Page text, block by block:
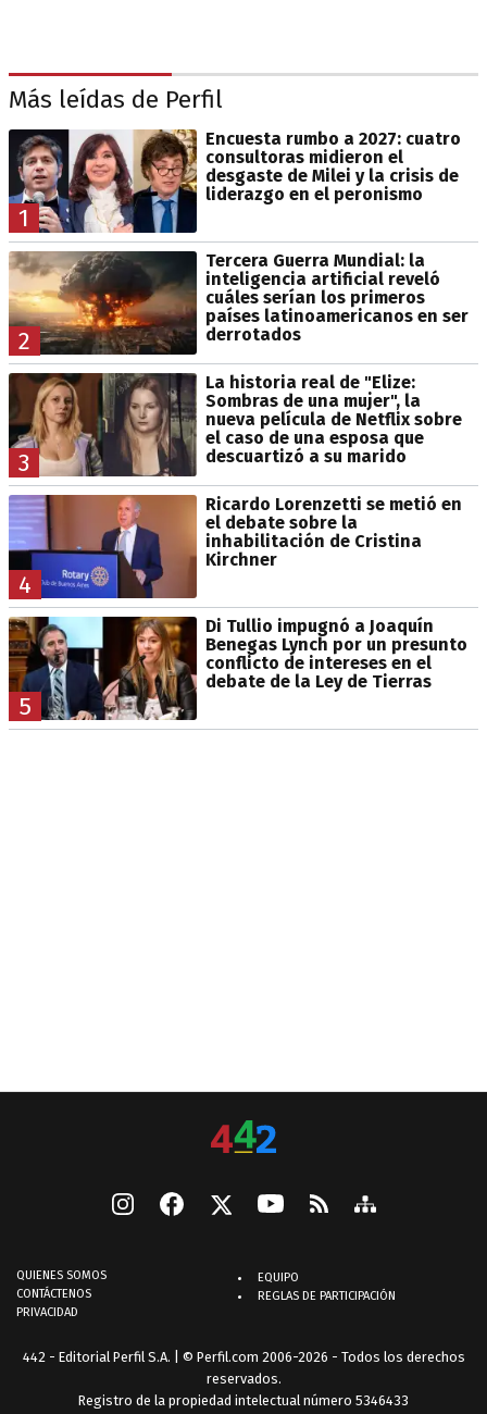
Más leídas de Perfil
1
Encuesta rumbo a 2027: cuatro
consultoras midieron el
desgaste de Milei y la crisis de
liderazgo en el peronismo
2
Tercera Guerra Mundial: la
inteligencia artificial reveló
cuáles serían los primeros
países latinoamericanos en ser
derrotados
3
La historia real de "Elize:
Sombras de una mujer", la
nueva película de Netflix sobre
el caso de una esposa que
descuartizó a su marido
4
Ricardo Lorenzetti se metió en
el debate sobre la
inhabilitación de Cristina
Kirchner
5
Di Tullio impugnó a Joaquín
Benegas Lynch por un presunto
conflicto de intereses en el
debate de la Ley de Tierras
QUIENES SOMOS
CONTÁCTENOS
PRIVACIDAD
EQUIPO
REGLAS DE PARTICIPACIÓN
442 - Editorial Perfil S.A. | © Perfil.com 2006-2026 - Todos los derechos
reservados.
Registro de la propiedad intelectual número 5346433